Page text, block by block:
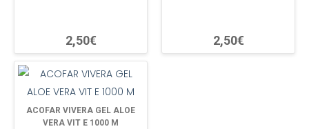
2,50€ 2,50€
ACOFAR VIVERA GEL ALOE
VERA VIT E 1000 M